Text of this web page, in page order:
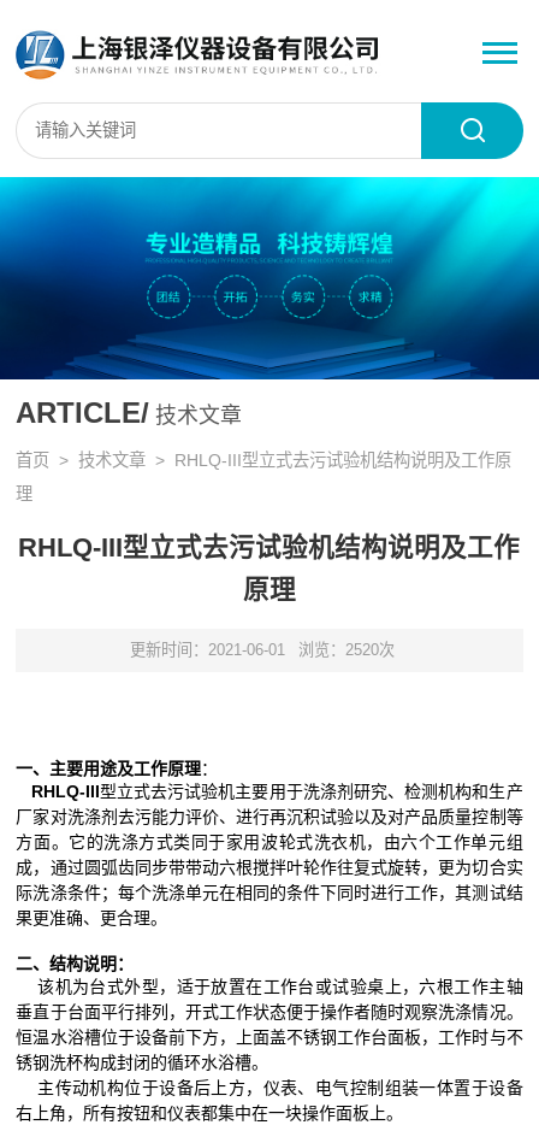
ARTICLE/ 技术文章
首页 >技术文章 > RHLQ-III型立式去污试验机结构说明及工作原
理
RHLQ-III型立式去污试验机结构说明及工作
原理
更新时间：2021-06-01 浏览：2520次
一、主要用途及工作原理：
RHLQ-III型立式去污试验机主要用于洗涤剂研究、检测机构和生产
厂家对洗涤剂去污能力评价、进行再沉积试验以及对产品质量控制等
方面。它的洗涤方式类同于家用波轮式洗衣机，由六个工作单元组
成，通过圆弧齿同步带带动六根搅拌叶轮作往复式旋转，更为切合实
际洗涤条件；每个洗涤单元在相同的条件下同时进行工作，其测试结
果更准确、更合理。
二、结构说明：
该机为台式外型，适于放置在工作台或试验桌上，六根工作主轴
垂直于台面平行排列，开式工作状态便于操作者随时观察洗涤情况。
恒温水浴槽位于设备前下方，上面盖不锈钢工作台面板，工作时与不
锈钢洗杯构成封闭的循环水浴槽。
主传动机构位于设备后上方，仪表、电气控制组装一体置于设备
右上角，所有按钮和仪表都集中在一块操作面板上。